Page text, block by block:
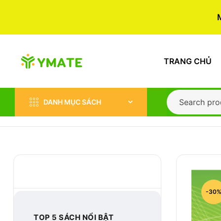
TRANG CHỦ
DANH MỤC SÁCH
-30%
TOP 5 SÁCH NỔI BẬT